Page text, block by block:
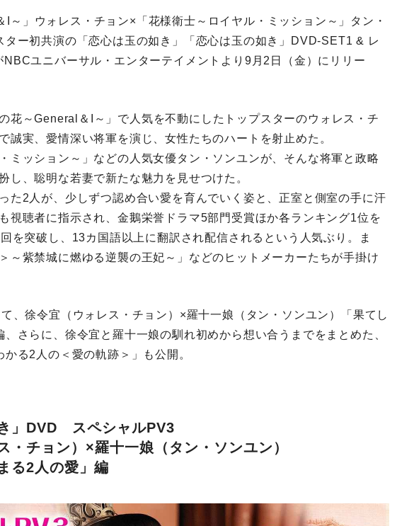
I～」ウォレス・チョン×「花様衛士～ロイヤル・ミッション～」タン・
ター初共演の「恋心は玉の如き」「恋心は玉の如き」DVD-SET1 & レ
ユニバーサル・エンターテイメントより9月2日（金）にリリー
花～General＆I～」で人気を不動にしたトップスターのウォレス・チ
誠実、愛情深い将軍を演じ、女性たちのハートを射止めた。
ミッション～」などの人気女優タン・ソンユンが、そんな将軍と政略
し、聡明な若妻で新たな魅力を見せつけた。
た2人が、少しずつ認め合い愛を育んでいく姿と、正室と側室の手に汗
視聴者に指示され、金鵝栄誉ドラマ5部門受賞ほか各ランキング1位を
を突破し、13カ国語以上に翻訳され配信されるという人気ぶり。ま
～紫禁城に燃ゆる逆襲の王妃～」などのヒットメーカーたちが手掛け
、徐令宜（ウォレス・チョン）×羅十一娘（タン・ソンユン）「果てし
さらに、徐令宜と羅十一娘の馴れ初めから想い合うまでをまとめた、
る2人の＜愛の軌跡＞」も公開。
き」DVD スペシャルPV3
・チョン）×羅十一娘（タン・ソンユン）
る2人の愛」編